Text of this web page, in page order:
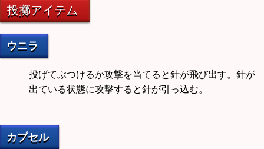
投擲アイテム
ウニラ
投げてぶつけるか攻撃を当てると針が飛び出す。針が
出ている状態に攻撃すると針が引っ込む。
カプセル